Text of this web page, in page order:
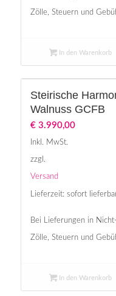
Zölle, Steuern und
In den Warenkorb
Steirische
Walnuss GCFB
€3.990,00
Inkl. MwSt.
zzgl.
Versand
Lieferzeit: sofort
Bei Lieferungen in
Zölle, Steuern und
In den Warenkorb